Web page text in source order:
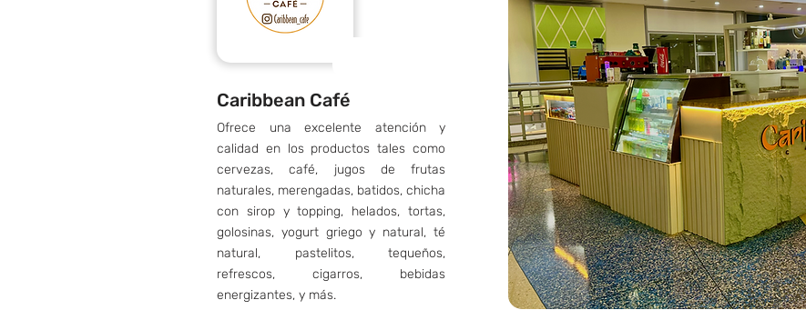
Caribbean Café
Ofrece una excelente atención y
calidad en los productos tales como
cervezas, café, jugos de frutas
naturales, merengadas, batidos, chicha
con sirop y topping, helados, tortas,
golosinas, yogurt griego y natural, té
natural, pastelitos, tequeños,
refrescos, cigarros, bebidas
energizantes, y más.